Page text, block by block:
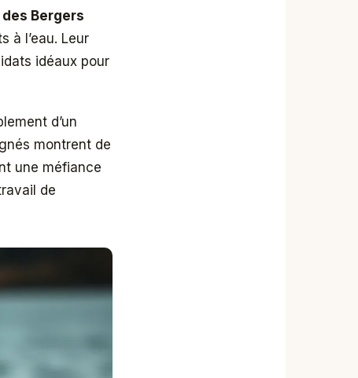
Bergers
à l’eau. Leur
idéaux pour
d’un
montrent de
une méfiance
de